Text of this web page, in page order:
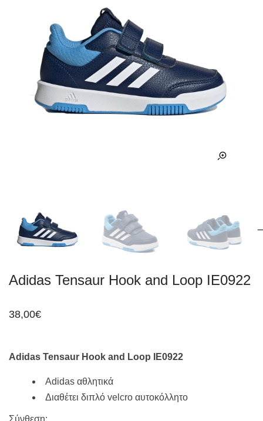
Adidas Tensaur Hook and Loop IE0922
38,00€
Adidas Tensaur Hook and Loop IE0922
Adidas αθλητικά
Διαθέτει διπλό velcro αυτοκόλλητο
Σύνθεση: